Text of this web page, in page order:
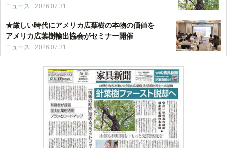
ニュース 2026.07.31
★厳しい時代にアメリカ広葉樹の本物の価値を
アメリカ広葉樹輸出協会がセミナー開催
ニュース 2026.07.31